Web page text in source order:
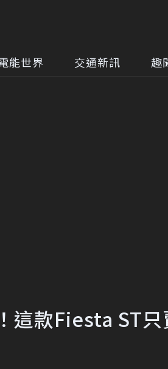
能世界 交通新訊 趣
這款Fiesta ST只